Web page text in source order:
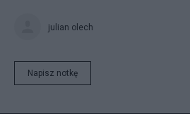
julian olech
Napisz notkę